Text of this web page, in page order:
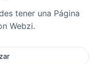
tener una Página
Webzi.